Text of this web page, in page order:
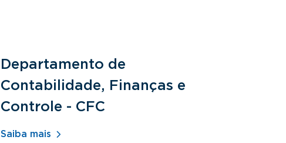
Departamento de
Contabilidade, Finanças e
Controle - CFC
Saiba mais